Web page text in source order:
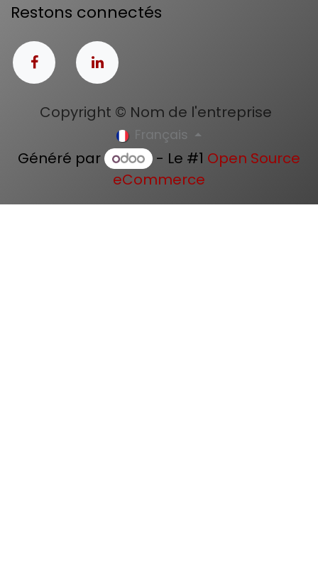
Restons connectés
Copyright © Nom de l'entreprise
Français
Généré par - Le #1 Open Source
eCommerce